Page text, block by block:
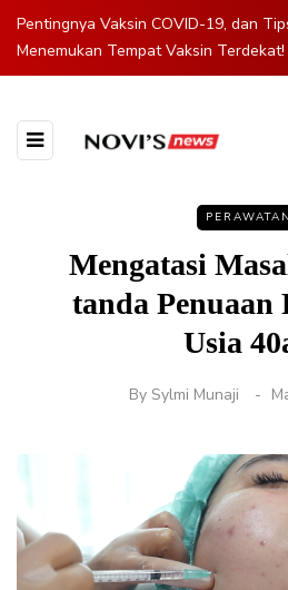
Pentingnya Vaksin COVID-19, dan
Menemukan Tempat Vaksin Terdekat!
PERAWATAN
Mengatasi
tanda
Usia
By Sylmi Munaji